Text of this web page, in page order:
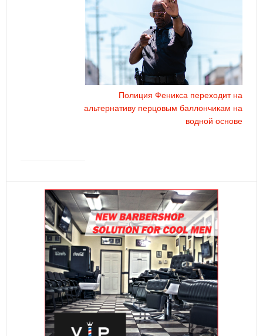
Полиция Феникса переходит на
альтернативу перцовым баллончикам на
водной основе